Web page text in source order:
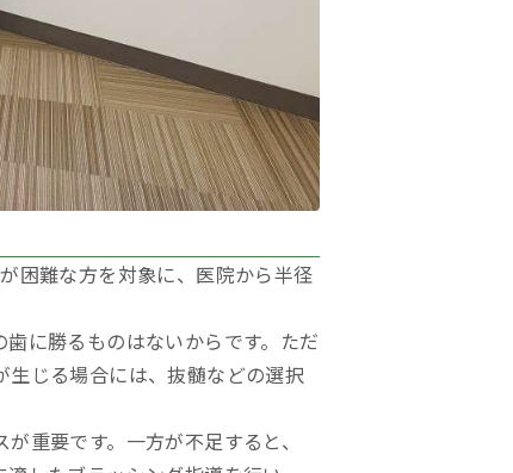
困難な方を対象に、医院から半径
歯に勝るものはないからです。ただ
じる場合には、抜髄などの選択
重要です。一方が不足すると、